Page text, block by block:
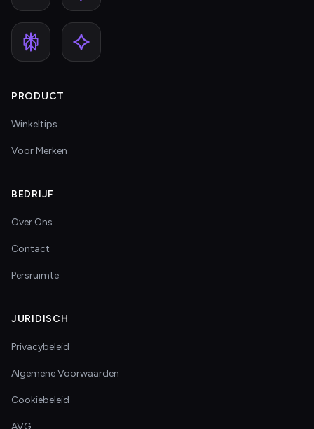
PRODUCT
Winkeltips
Voor Merken
BEDRIJF
Over Ons
Contact
Persruimte
JURIDISCH
Privacybeleid
Algemene Voorwaarden
Cookiebeleid
AVG